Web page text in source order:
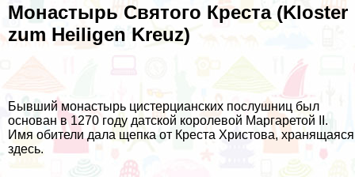
Монастырь Святого Креста (Kloster
zum Heiligen Kreuz)
Бывший монастырь цистерцианских послушниц был
основан в 1270 году датской королевой Маргаретой II.
Имя обители дала щепка от Креста Христова, хранящаяся
здесь.